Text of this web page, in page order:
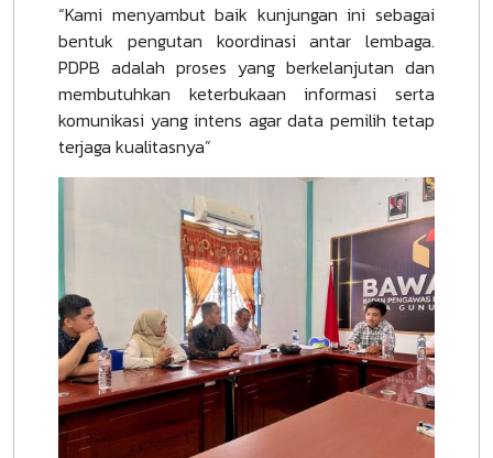
“Kami menyambut baik kunjungan ini sebagai
bentuk pengutan koordinasi antar lembaga.
PDPB adalah proses yang berkelanjutan dan
membutuhkan keterbukaan informasi serta
komunikasi yang intens agar data pemilih tetap
terjaga kualitasnya”